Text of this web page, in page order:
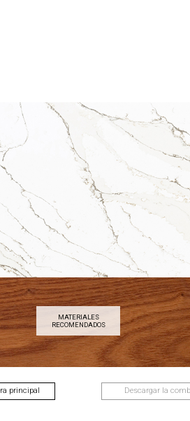
MATERIALES
RECOMENDADOS
principal Descargar la